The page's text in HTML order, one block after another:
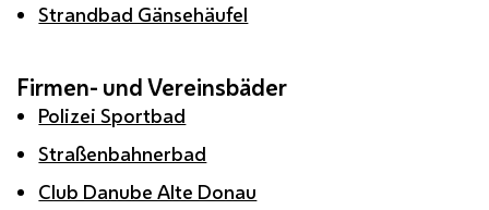
Strandbad Gänsehäufel
Firmen- und Vereinsbäder
Polizei Sportbad
Straßenbahnerbad
Club Danube Alte Donau